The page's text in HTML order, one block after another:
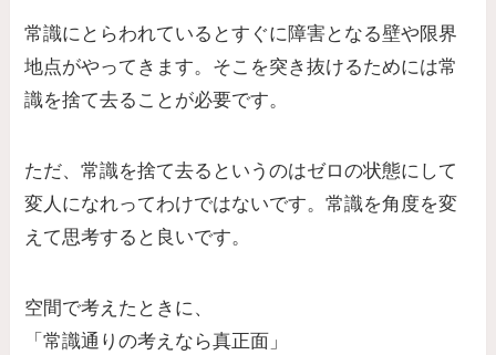
常識にとらわれているとすぐに障害となる壁や限界
地点がやってきます。そこを突き抜けるためには常
識を捨て去ることが必要です。
ただ、常識を捨て去るというのはゼロの状態にして
変人になれってわけではないです。常識を角度を変
えて思考すると良いです。
空間で考えたときに、
「常識通りの考えなら真正面」